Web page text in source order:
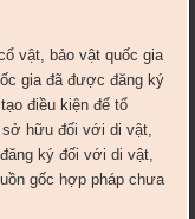
vật, bảo vật quốc gia
gia đã được đăng ký
điều kiện để tổ
hữu đối với di vật,
ký đối với di vật,
gốc hợp pháp chưa